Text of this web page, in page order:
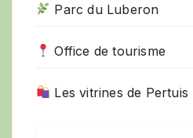
Parc du Luberon
Office de tourisme
Les vitrines de Pertuis